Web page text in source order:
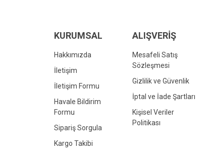
Bu ürüne benzer farklı alternatifler olmalı.
KURUMSAL
Hakkımızda
İletişim
İletişim Formu
Havale Bildirim
Formu
Sipariş Sorgula
Kargo Takibi
ALIŞVERİŞ
Mesafeli Satış
Sözleşmesi
Gizlilik ve Güvenlik
İptal ve İade Şartları
Kişisel Veriler
Politikası